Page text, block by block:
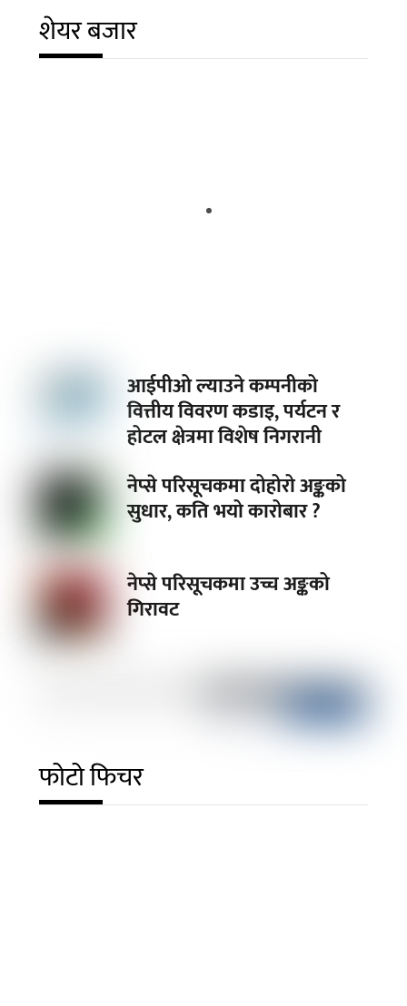
शेयर बजार
आईपीओ ल्याउने कम्पनीको
वित्तीय विवरण कडाइ, पर्यटन र
होटल क्षेत्रमा विशेष निगरानी
नेप्से परिसूचकमा दोहोरो अङ्कको
सुधार, कति भयो कारोबार ?
नेप्से परिसूचकमा उच्च अङ्कको
गिरावट
फोटो फिचर